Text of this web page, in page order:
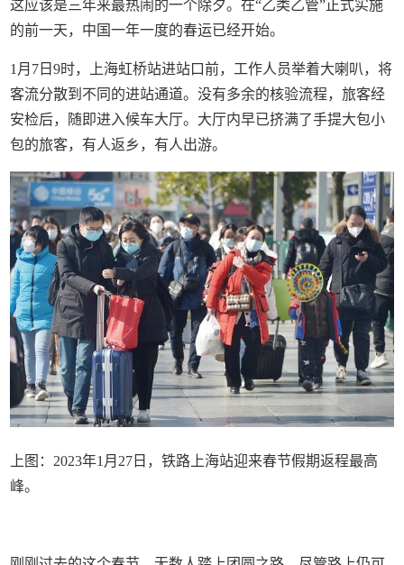
这应该是三年来最热闹的一个除夕。在“乙类乙管”正式实施
的前一天，中国一年一度的春运已经开始。
1月7日9时，上海虹桥站进站口前，工作人员举着大喇叭，将
客流分散到不同的进站通道。没有多余的核验流程，旅客经
安检后，随即进入候车大厅。大厅内早已挤满了手提大包小
包的旅客，有人返乡，有人出游。
上图：2023年1月27日，铁路上海站迎来春节假期返程最高
峰。